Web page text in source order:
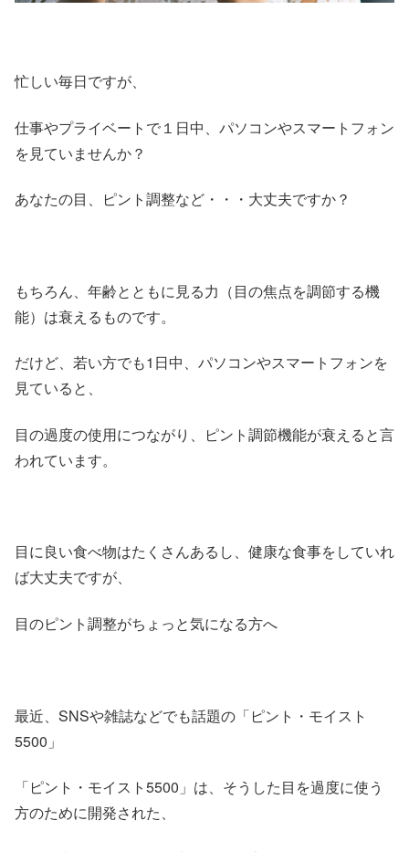
忙しい毎日ですが、
仕事やプライベートで１日中、パソコンやスマートフォン
を見ていませんか？
あなたの目、ピント調整など・・・大丈夫ですか？
もちろん、年齢とともに見る力（目の焦点を調節する機
能）は衰えるものです。
だけど、若い方でも1日中、パソコンやスマートフォンを
見ていると、
目の過度の使用につながり、ピント調節機能が衰えると言
われています。
目に良い食べ物はたくさんあるし、健康な食事をしていれ
ば大丈夫ですが、
目のピント調整がちょっと気になる方へ
最近、SNSや雑誌などでも話題の「ピント・モイスト
5500」
「ピント・モイスト5500」は、そうした目を過度に使う
方のために開発された、